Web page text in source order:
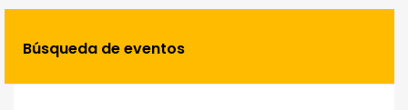
Búsqueda de eventos